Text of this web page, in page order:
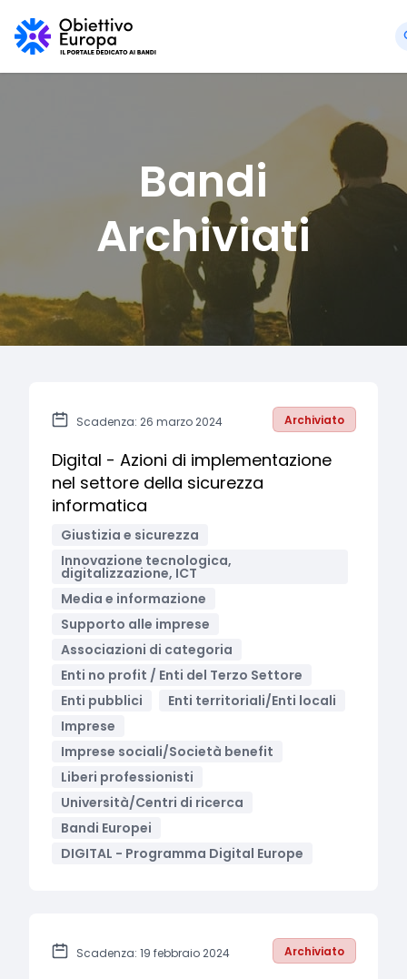
Bandi
Archiviati
Scadenza: 26 marzo 2024 Archiviato
Digital - Azioni di implementazione
nel settore della sicurezza
informatica
Giustizia e sicurezza
Innovazione tecnologica,
digitalizzazione, ICT
Media e informazione
Supporto alle imprese
Associazioni di categoria
Enti no profit / Enti del Terzo Settore
Enti pubblici
Enti territoriali/Enti locali
Imprese
Imprese sociali/Società benefit
Liberi professionisti
Università/Centri di ricerca
Bandi Europei
DIGITAL - Programma Digital Europe
Scadenza: 19 febbraio 2024 Archiviato